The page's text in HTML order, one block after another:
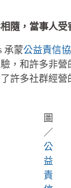
隨，當事人受
承蒙公益責信
，和許多非營
許多社群經營
圖
／
公
益
責